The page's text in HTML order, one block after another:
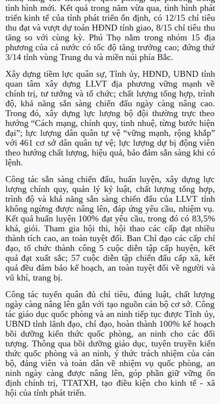
tình hình mới. Kết quả trong năm vừa qua, tình hình phát
triển kinh tế của tỉnh phát triển ổn định, có 12/15 chỉ tiêu
thu đạt và vượt dự toán HĐND tỉnh giao, 8/15 chỉ tiêu thu
tăng so với cùng kỳ. Phú Thọ nằm trong nhóm 15 địa
phương của cả nước có tốc độ tăng trưởng cao; đứng thứ
3/14 tỉnh vùng Trung du và miền núi phía Bắc.
Xây dựng tiềm lực quân sự, Tỉnh ủy, HĐND, UBND tỉnh
quan tâm xây dựng LLVT địa phương vững mạnh về
chính trị, tư tưởng và tổ chức; chất lượng tổng hợp, trình
độ, khả năng sẵn sàng chiến đấu ngày càng nâng cao.
Trong đó, xây dựng lực lượng bộ đội thường trực theo
hướng “Cách mạng, chính quy, tinh nhuệ, từng bước hiện
đại”; lực lượng dân quân tự vệ “vững mạnh, rộng khắp”
với 461 cơ sở dân quân tự vệ; lực lượng dự bị động viên
theo hướng chất lượng, hiệu quả, bảo đảm sẵn sàng khi có
lệnh.
Công tác sẵn sàng chiến đấu, huấn luyện, xây dựng lực
lượng chính quy, quản lý kỷ luật, chất lượng tổng hợp,
trình độ và khả năng sẵn sàng chiến đấu của LLVT tỉnh
không ngừng được nâng lên, đáp ứng yêu cầu, nhiệm vụ.
Kết quả huấn luyện 100% đạt yêu cầu, trong đó có 83,5%
khá, giỏi. Tham gia hội thi, hội thao các cấp đạt nhiều
thành tích cao, an toàn tuyệt đối. Ban Chỉ đạo các cấp chỉ
đạo, tổ chức thành công 5 cuộc diễn tập cấp huyện, kết
quả đạt xuất sắc; 57 cuộc diễn tập chiến đấu cấp xã, kết
quả đều đảm bảo kế hoạch, an toàn tuyệt đối về người và
vũ khí, trang bị.
Công tác tuyển quân đủ chỉ tiêu, đúng luật, chất lượng
ngày càng nâng lên gắn với tạo nguồn cán bộ cơ sở. Công
tác giáo dục quốc phòng và an ninh tiếp tục được Tỉnh ủy,
UBND tỉnh lãnh đạo, chỉ đạo, hoàn thành 100% kế hoạch
bồi dưỡng kiến thức quốc phòng, an ninh cho các đối
tượng. Thông qua bồi dưỡng giáo dục, tuyên truyền kiến
thức quốc phòng và an ninh, ý thức trách nhiệm của cán
bộ, đảng viên và toàn dân về nhiệm vụ quốc phòng, an
ninh ngày càng được nâng lên, góp phần giữ vững ổn
định chính trị, TTATXH, tạo điều kiện cho kinh tế - xã
hội của tỉnh phát triển.